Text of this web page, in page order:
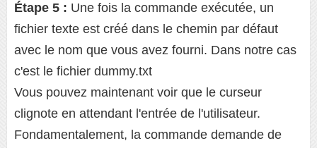
Étape 5 : Une fois la commande exécutée, un
fichier texte est créé dans le chemin par défaut
avec le nom que vous avez fourni. Dans notre cas
c'est le fichier dummy.txt
Vous pouvez maintenant voir que le curseur
clignote en attendant l'entrée de l'utilisateur.
Fondamentalement, la commande demande de